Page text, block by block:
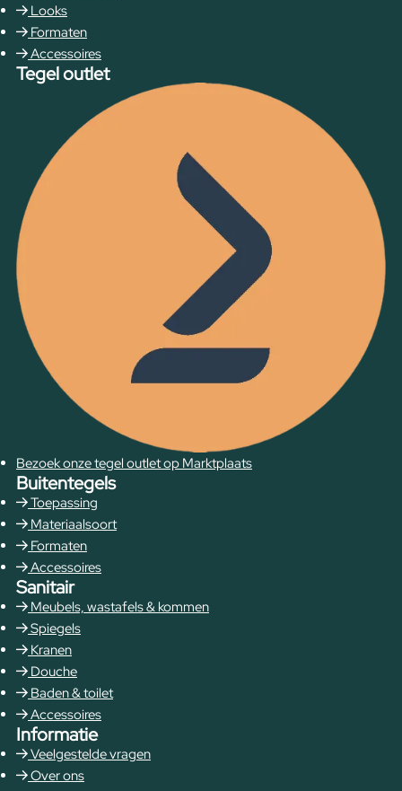
Looks
Formaten
Accessoires
Tegel outlet
Bezoek onze tegel outlet op Marktplaats
Buitentegels
Toepassing
Materiaalsoort
Formaten
Accessoires
Sanitair
Meubels, wastafels & kommen
Spiegels
Kranen
Douche
Baden & toilet
Accessoires
Informatie
Veelgestelde vragen
Over ons